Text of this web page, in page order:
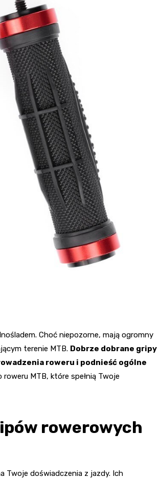
Choć niepozorne, mają ogromny
terenie MTB. Dobrze dobrane gripy
roweru i podnieść ogólne
MTB, które spełnią Twoje
rowerowych
Twoje doświadczenia z jazdy. Ich